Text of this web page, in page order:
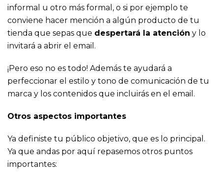
informal u otro más formal, o si por ejemplo te
conviene hacer mención a algún producto de tu
tienda que sepas que despertará la atención y lo
invitará a abrir el email.
¡Pero eso no es todo! Además te ayudará a
perfeccionar el estilo y tono de comunicación de tu
marca y los contenidos que incluirás en el email.
Otros aspectos importantes
Ya definiste tu público objetivo, que es lo principal.
Ya que andas por aquí repasemos otros puntos
importantes: